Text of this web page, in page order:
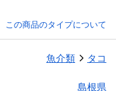
この商品のタイプについて
魚介類 タコ
島根県